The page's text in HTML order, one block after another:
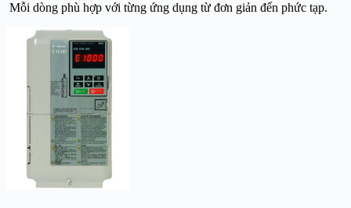
Mỗi dòng phù hợp với từng ứng dụng từ đơn giản đến phức tạp.